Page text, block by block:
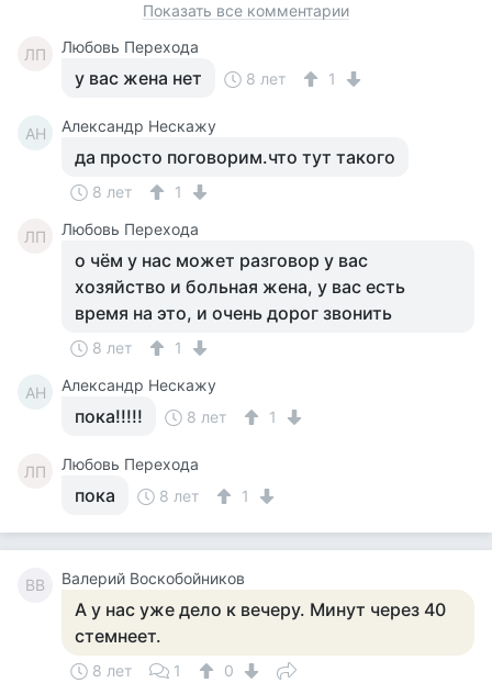
Показать все комментарии
ЛП Любовь Перехода
у вас жена нет 8 лет 1
АН Александр Нескажу
да просто поговорим.что тут такого
8 лет 1
ЛП Любовь Перехода
о чём у нас может разговор у вас
хозяйство и больная жена, у вас есть
время на это, и очень дорог звонить
8 лет 1
АН Александр Нескажу
пока!!!!! 8 лет 1
ЛП Любовь Перехода
пока 8 лет 1
ВВ Валерий Воскобойников
А у нас уже дело к вечеру. Минут через 40
стемнеет.
8 лет 1 0